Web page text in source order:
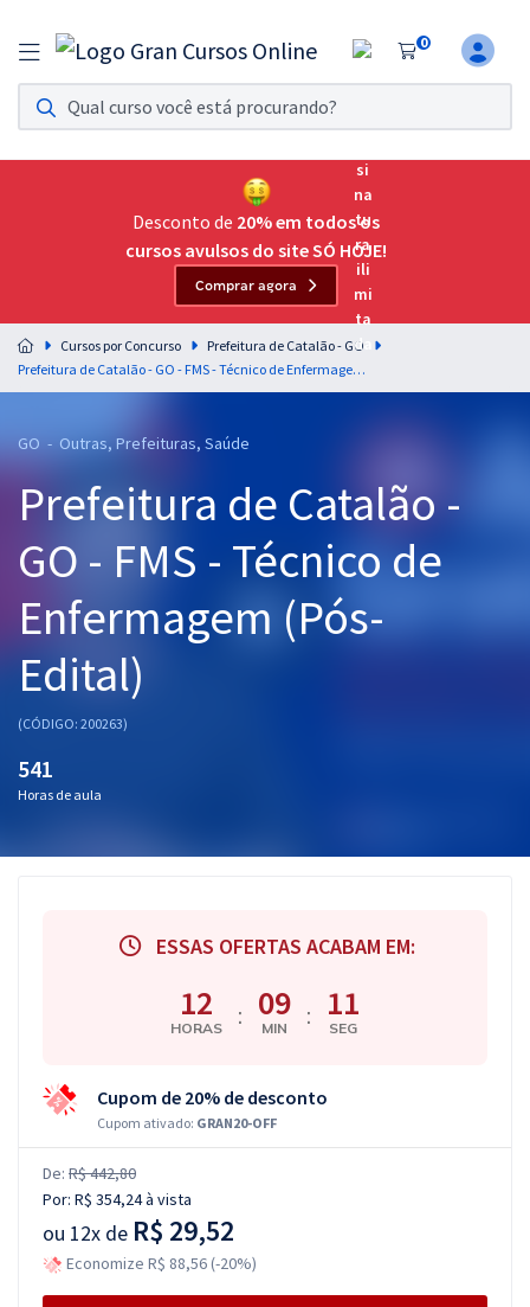
0
Assinatura Ilimitada 11
Acesso a todos os cursos. Teste grátis por 7 dias!
Assinatura OAB Até Passar
Acesso ilimitado a toda preparação para o Exame da
Residências Multiprofissionais
Preparação completa e intensiva para as principais
residências em saúde do Brasil
Cursos 20% OFF
Pós
Graduação
OAB
Questões grátis
Desconto de 20% em todos os
cursos avulsos do site SÓ HOJE!
Comprar agora
Cursos por Concurso
Prefeitura de Catalão - GO
Prefeitura de Catalão - GO - FMS - Técnico de Enfermagem (Pós-Edital)
GO - Outras, Prefeituras, Saúde
Prefeitura de Catalão -
GO - FMS - Técnico de
Enfermagem (Pós-
Edital)
(CÓDIGO: 200263)
541
Horas de aula
ESSAS OFERTAS ACABAM EM:
12
HORAS : 09
MIN : 11
SEG
Cupom de 20% de desconto
Cupom ativado: GRAN20-OFF
De: R$ 442,80
Por: R$ 354,24à vista
ou 12x de R$ 29,52
Economize R$ 88,56 (-20%)